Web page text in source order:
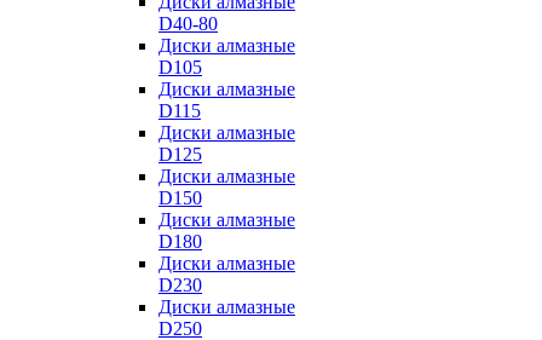
D40-80
Диски алмазные
D105
Диски алмазные
D115
Диски алмазные
D125
Диски алмазные
D150
Диски алмазные
D180
Диски алмазные
D230
Диски алмазные
D250